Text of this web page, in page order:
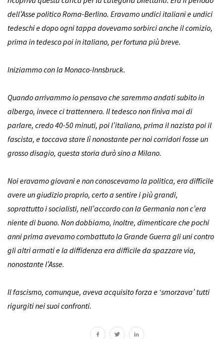
dell’Asse politico Roma-Berlino. Eravamo undici italiani e undici
tedeschi e dopo ogni tappa dovevamo sorbirci anche il comizio,
prima in tedesco poi in italiano, per fortuna più breve.
Iniziammo con la Monaco-Innsbruck.
Quando arrivammo io pensavo che saremmo andati subito in
albergo, invece ci trattennero. Il tedesco non finiva mai di
parlare, credo 40-50 minuti, poi l’italiano, prima il nazista poi il
fascista, e toccava stare lì nonostante per noi corridori fosse un
grosso disagio, questa storia durò sino a Milano.
Noi eravamo giovani e non conoscevamo la politica, era difficile
avere un giudizio proprio, certo a sentire i più grandi,
soprattutto i socialisti, nell’accordo con la Germania non c’era
niente di buono. Non dobbiamo, inoltre, dimenticare che pochi
anni prima avevamo combattuto la Grande Guerra gli uni contro
gli altri armati e la diffidenza era difficile da spazzare via,
nonostante l’Asse.
Il fascismo, comunque, aveva acquisito forza e ‘smorzava’ tutti
rigurgiti nei suoi confronti.